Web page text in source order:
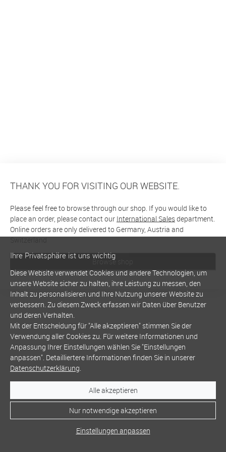
THANK YOU FOR VISITING OUR WEBSITE.
Please feel free to browse through our shop. If you would like to
place an order, please contact our International Salesdepartment.
Online orders are only delivered to Germany, Austria and
Switzerland
Browse shop
Ihre Privatsphäre ist uns wichtig
Diese Website verwendet Cookies und andere Technologien, um
unsere Website sicher zu halten, ihre Leistung zu messen, den
Inhalt zu personalisieren und Ihre Nutzung unserer Website zu
verbessern. Zu diesem Zweck erfassen wir Daten über Benutzer
und deren Verhalten.
Mit der Entscheidung für "Alle akzeptieren" stimmen Sie der
Verwendung aller Cookies zu. Für weitere Informationen und
Anpassung Ihrer Einstellungen wählen Sie "Einstellungen
anpassen". Detailliertere Informationen finden Sie in unserer
Datenschutzerklärung.
Alle akzeptieren
Nur notwendige akzeptieren
Einstellungen anpassen